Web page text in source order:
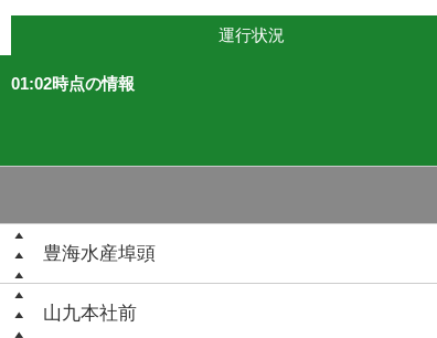
運行状況
01:02時点の情報
豊海水産埠頭
山九本社前